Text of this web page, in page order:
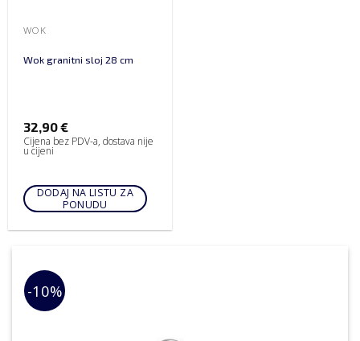
WOK
Wok granitni sloj 28 cm
32,90€
Cijena bez PDV-a, dostava nije
u cijeni
DODAJ NA LISTU ZA
PONUDU
-10%